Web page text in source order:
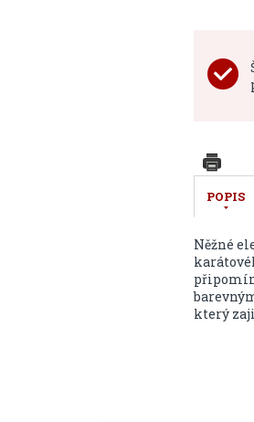
POPIS
Něžné
který